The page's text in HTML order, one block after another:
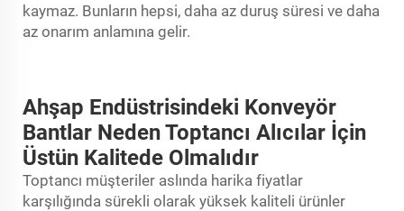
kaymaz. Bunların hepsi, daha az duruş süresi ve daha
az onarım anlamına gelir.
Ahşap Endüstrisindeki Konveyör
Bantlar Neden Toptancı Alıcılar İçin
Üstün Kalitede Olmalıdır
Toptancı müşteriler aslında harika fiyatlar
karşılığında sürekli olarak yüksek kaliteli ürünler